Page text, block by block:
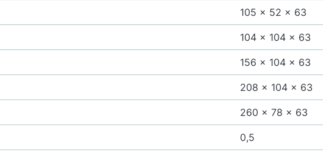
105 x 52 x 63
104 x 104 x 63
156 x 104 x 63
208 x 104 x 63
260 x 78 x 63
0,5